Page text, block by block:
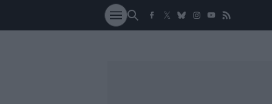
SOCIEDAD